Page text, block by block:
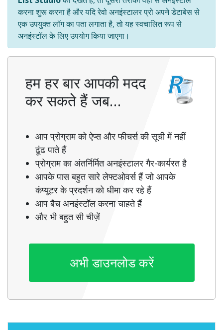
करना शुरू करना है और यदि रेवो अनइंस्टालर प्रो अपने डेटाबेस से
एक उपयुक्त लॉग का पता लगाता है, तो यह स्वचालित रूप से
अनइंस्टॉल के लिए उपयोग किया जाएगा।
हम हर बार आपकी मदद
कर सकते हैं जब…
आप प्रोग्राम को ऐप्स और फीचर्स की सूची में नहीं
ढूंढ पाते हैं
प्रोग्राम का अंतर्निर्मित अनइंस्टालर गैर-कार्यरत है
आपके पास बहुत सारे लेफ्टओवर्स हैं जो आपके
कंप्यूटर के प्रदर्शन को धीमा कर रहे हैं
आप बैच अनइंस्टॉल करना चाहते हैं
और भी बहुत सी चीज़ें
अभी डाउनलोड करें